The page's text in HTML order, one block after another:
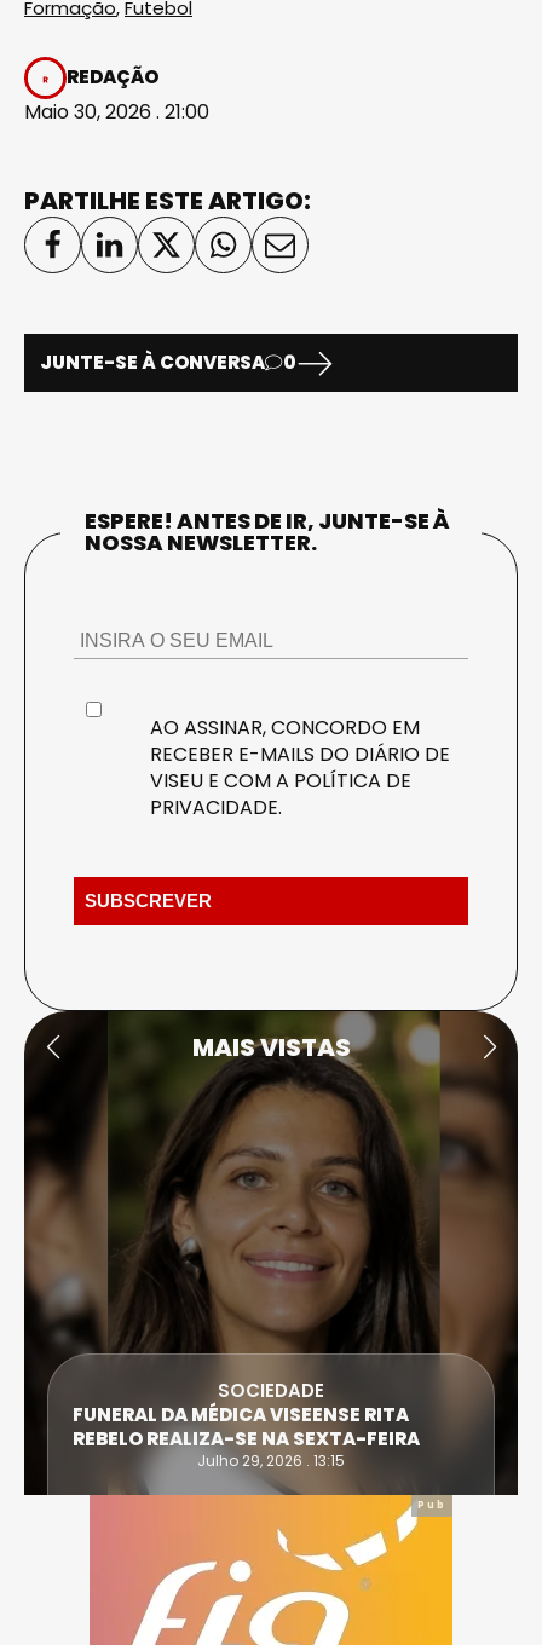
Formação,Futebol
REDAÇÃO
Maio 30, 2026 . 21:00
PARTILHE ESTE ARTIGO:
JUNTE-SE À CONVERSA 0
ESPERE! ANTES DE IR, JUNTE-SE À
NOSSA NEWSLETTER.
AO ASSINAR, CONCORDO EM
RECEBER E-MAILS DO DIÁRIO DE
VISEU E COM A POLÍTICA DE
PRIVACIDADE.
MAIS VISTAS
SOCIEDADE
FUNERAL DA MÉDICA VISEENSE RITA
REBELO REALIZA-SE NA SEXTA-FEIRA
Julho 29, 2026 . 13:15
Pub